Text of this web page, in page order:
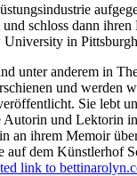
schloss dann
in
unter anderem in
und werden
Sie lebt
Autorin und Lektorin
an ihrem Memoir
auf dem Künstlerhof
link to